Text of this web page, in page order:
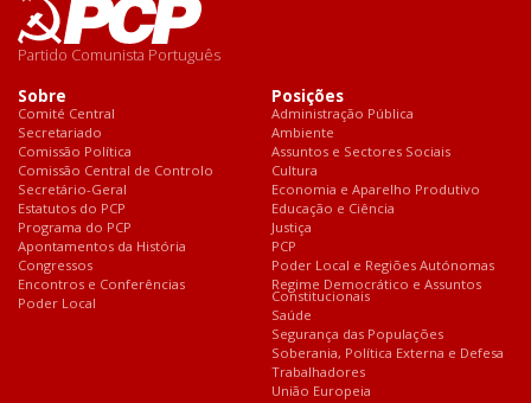
Partido Comunista Português
Sobre
Comité Central
Secretariado
Comissão Política
Comissão Central de Controlo
Secretário-Geral
Estatutos do PCP
Programa do PCP
Apontamentos da História
Congressos
Encontros e Conferências
Poder Local
Posições
Administração Pública
Ambiente
Assuntos e Sectores Sociais
Cultura
Economia e Aparelho Produtivo
Educação e Ciência
Justiça
PCP
Poder Local e Regiões Autónomas
Regime Democrático e Assuntos
Constitucionais
Saúde
Segurança das Populações
Soberania, Política Externa e Defesa
Trabalhadores
União Europeia